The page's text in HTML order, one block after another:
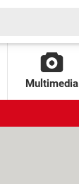
Multimedia